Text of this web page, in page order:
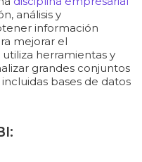
análisis y
información
mejorar el
herramientas y
grandes conjuntos
bases de datos
: